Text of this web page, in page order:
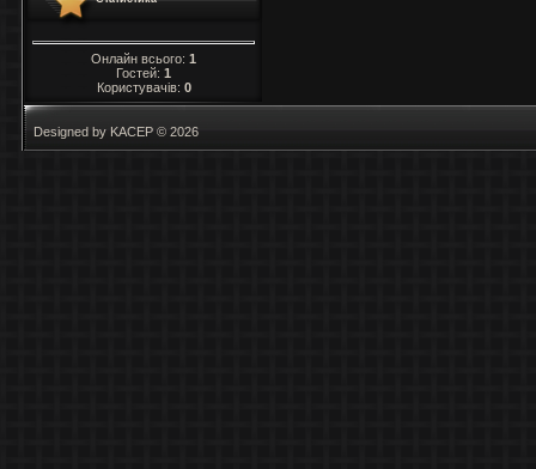
Онлайн всього: 1
Гостей: 1
Користувачів: 0
Designed by KACEP © 2026